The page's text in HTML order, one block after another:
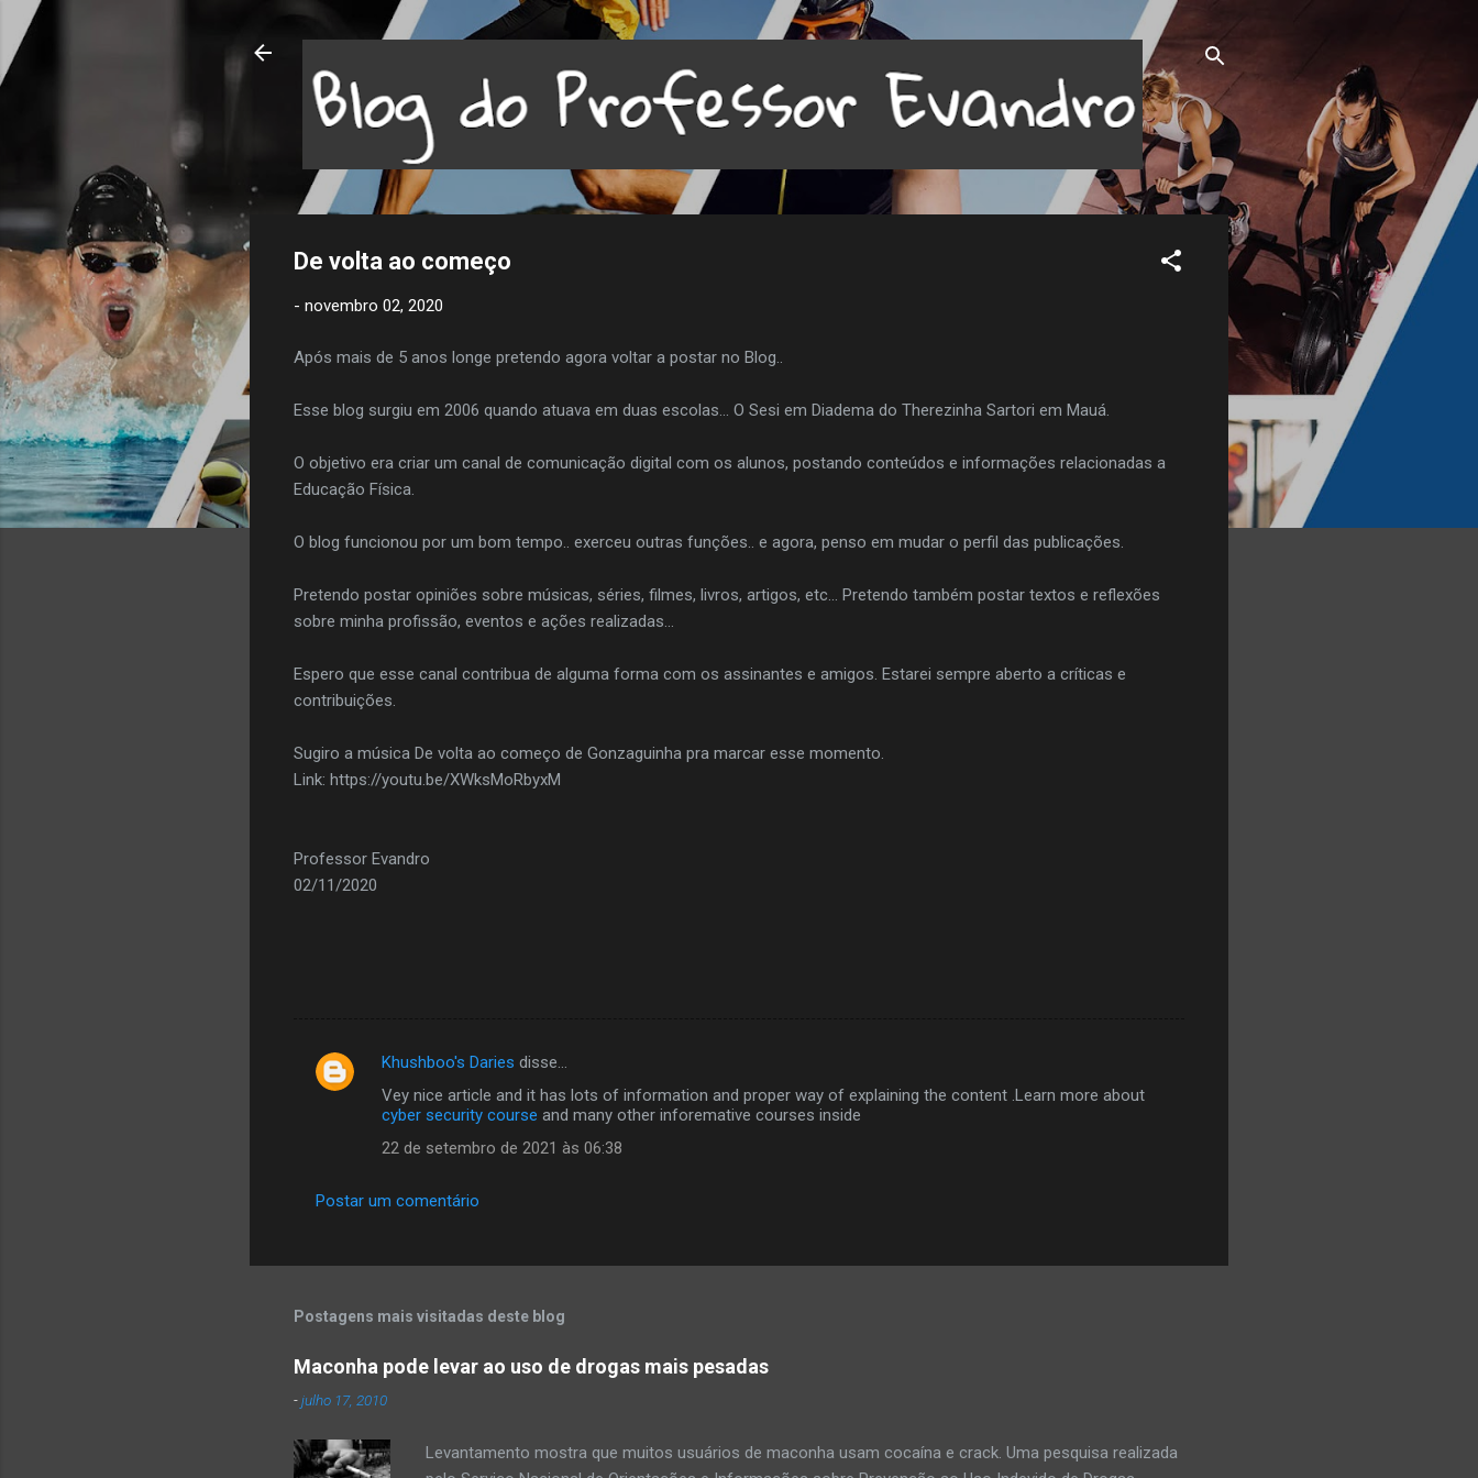
Pular para o conteúdo principal
De volta ao começo
- novembro 02, 2020
Após mais de 5 anos longe pretendo agora voltar a postar no Blog..
Esse blog surgiu em 2006 quando atuava em duas escolas... O Sesi em Diadema do Therezinha Sartori em Mauá.
O objetivo era criar um canal de comunicação digital com os alunos, postando conteúdos e informações relacionadas a
Educação Física.
O blog funcionou por um bom tempo.. exerceu outras funções.. e agora, penso em mudar o perfil das publicações.
Pretendo postar opiniões sobre músicas, séries, filmes, livros, artigos, etc... Pretendo também postar textos e reflexões
sobre minha profissão, eventos e ações realizadas...
Espero que esse canal contribua de alguma forma com os assinantes e amigos. Estarei sempre aberto a críticas e
contribuições.
Sugiro a música De volta ao começo de Gonzaguinha pra marcar esse momento.
Link: https://youtu.be/XWksMoRbyxM
Professor Evandro
02/11/2020
C
n
i
Khushboo's Daries disse…
Vey nice article and it has lots of information and proper way of explaining the content .Learn more about
cyber security course and many other inforemative courses inside
22 de setembro de 2021 às 06:38
Postar um comentário
Postagens mais visitadas deste blog
Maconha pode levar ao uso de drogas mais pesadas
-julho 17, 2010
Levantamento mostra que muitos usuários de maconha usam cocaína e crack. Uma pesquisa realizada